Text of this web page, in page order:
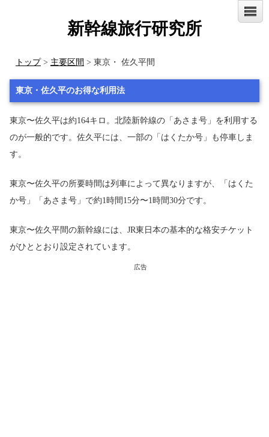
新幹線旅行研究所
トップ> 主要区間 > 東京・ 佐久平間
東京・佐久平のお得な利用法
東京〜佐久平は約164キロ。北陸新幹線の「あさま号」を利用する
のが一般的です。佐久平には、一部の「はくたか号」も停車しま
す。
東京〜佐久平の所要時間は列車によって異なりますが、「はくた
か号」「あさま号」で約1時間15分〜1時間30分です。
東京〜佐久平間の新幹線には、JR東日本の基本的な格安チケット
がひととおり設定されています。
広告